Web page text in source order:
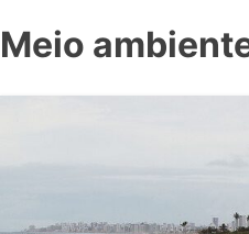
Meio